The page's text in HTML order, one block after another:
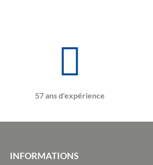
57 ans d'expérience
INFORMATIONS